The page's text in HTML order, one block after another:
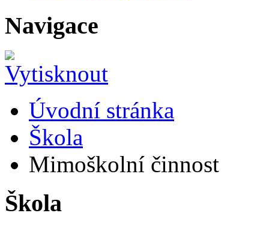
Navigace
Úvodní stránka
Škola
Mimoškolní činnost
Škola